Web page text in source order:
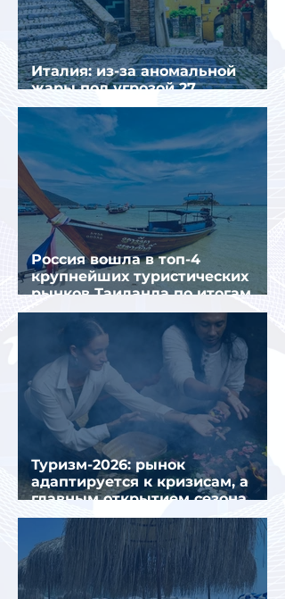
Италия: из-за аномальной
жары под угрозой 27
крупнейших городов
Россия вошла в топ-4
крупнейших туристических
рынков Таиланда по итогам
семи месяцев 2026 года
Туризм-2026: рынок
адаптируется к кризисам, а
главным открытием сезона
стал Вьетнам